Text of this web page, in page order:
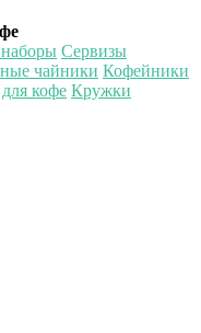
Сервизы
чайники Кофейники
кофе Кружки